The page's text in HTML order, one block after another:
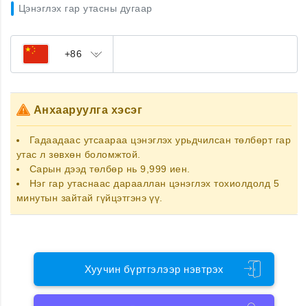
Цэнэглэх гар утасны дугаар
+86
Анхааруулга хэсэг
Гадаадаас утсаараа цэнэглэхурьдчилсан төлбөрт гар
утас л зөвхөн боломжтой.
Сарын дээд төлбөр нь 9,999 иен.
Нэг гар утаснаас дарааллан цэнэглэх тохиолдолд 5
минутын зайтай гүйцэтгэнэ үү.
Хуучин бүртгэлээр нэвтрэх